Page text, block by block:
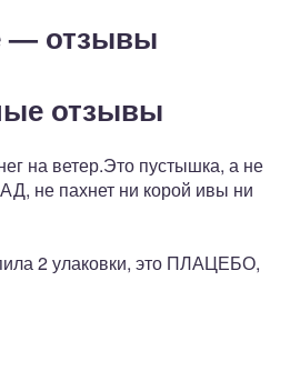
— отзывы
отзывы
на ветер.Это пустышка, а не
не пахнет ни корой ивы ни
2 улаковки, это ПЛАЦЕБО,